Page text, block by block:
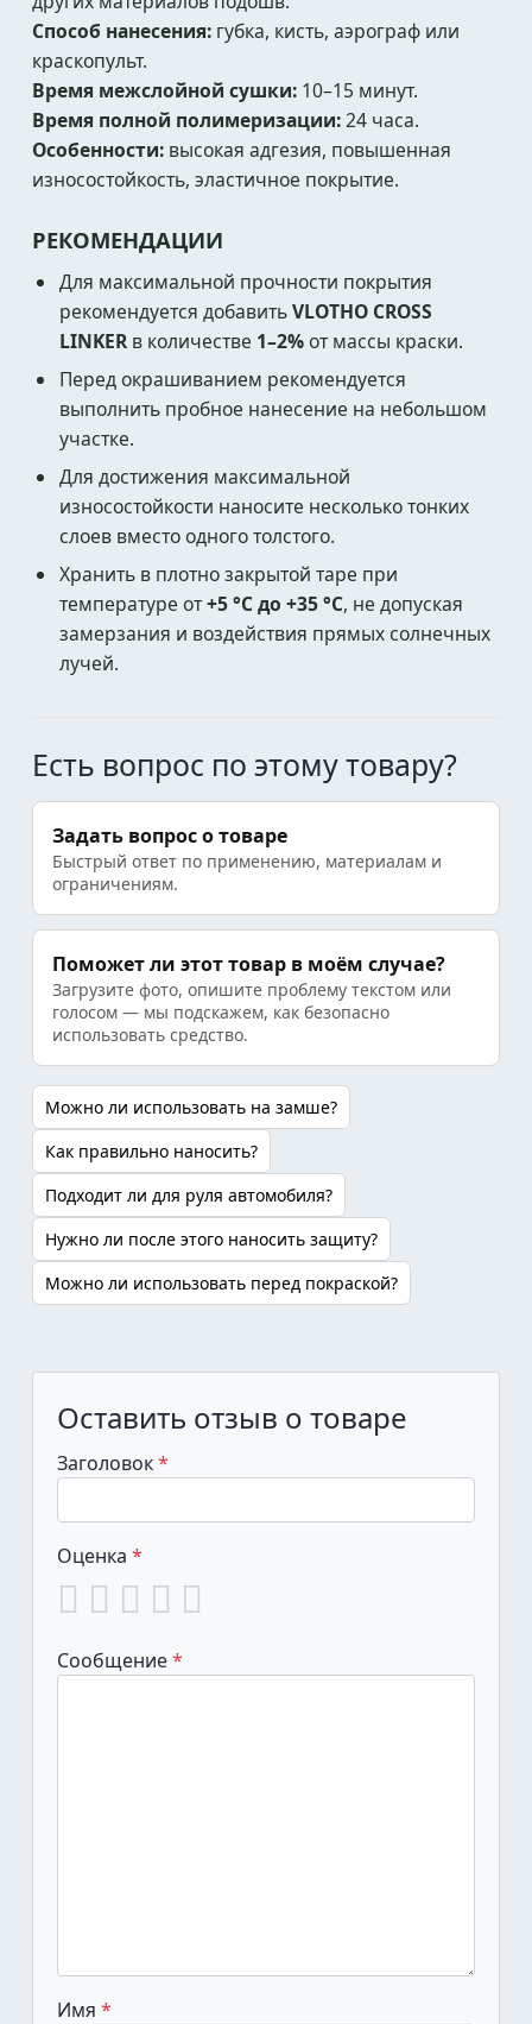
Способ нанесения: губка, кисть, аэрограф или
краскопульт.
Время межслойной сушки: 10–15 минут.
Время полной полимеризации:24 часа.
Особенности: высокая адгезия, повышенная
износостойкость, эластичное покрытие.
РЕКОМЕНДАЦИИ
Для максимальной прочности покрытия
рекомендуется добавитьVLOTHO CROSS
LINKER в количестве 1–2%от массы краски.
Перед окрашиванием рекомендуется
выполнить пробное нанесение на небольшом
участке.
Для достижения максимальной
износостойкости наносите несколько тонких
слоев вместо одного толстого.
Хранить в плотно закрытой таре при
температуре от+5 °C до +35 °C, не допуская
замерзания и воздействия прямых солнечных
лучей.
Есть вопрос по этому товару?
Задать вопрос о товаре
Быстрый ответ по применению, материалам и
ограничениям.
Поможет ли этот товар в моём случае?
Загрузите фото, опишите проблему текстом или
голосом — мы подскажем, как безопасно
использовать средство.
Можно ли использовать на замше?
Как правильно наносить?
Подходит ли для руля автомобиля?
Нужно ли после этого наносить защиту?
Можно ли использовать перед покраской?
Оставить отзыв о товаре
Заголовок
Оценка
Сообщение
Имя